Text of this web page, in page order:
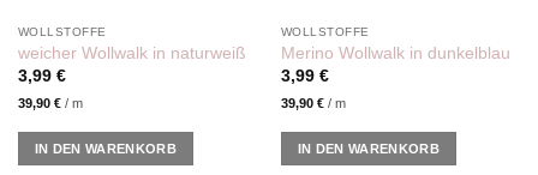
WOLLSTOFFE
weicher Wollwalk in naturweiß
3,99 €
39,90 €/ m
IN DEN WARENKORB
WOLLSTOFFE
Merino Wollwalk in dunkelblau
3,99 €
39,90 €/ m
IN DEN WARENKORB